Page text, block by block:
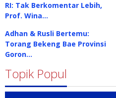
RI: Tak Berkomentar Lebih,
Prof. Wina…
Adhan & Rusli Bertemu:
Torang Bekeng Bae Provinsi
Goron…
Topik Popul